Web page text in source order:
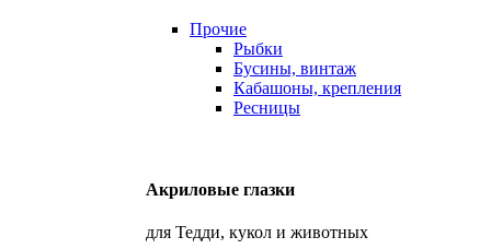
Прочие
Рыбки
Бусины, винтаж
Кабашоны, крепления
Ресницы
Акриловые глазки
для Тедди, кукол и животных